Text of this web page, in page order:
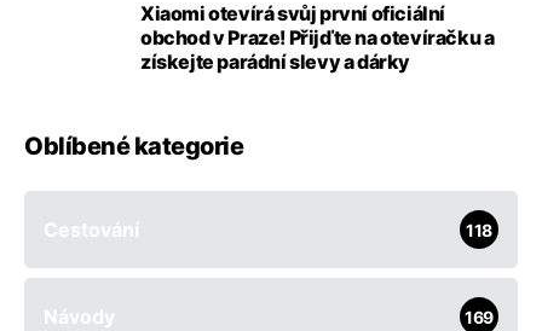
Xiaomi otevírá svůj první oficiální
obchod v Praze! Přijďte na otevíračku a
získejte parádní slevy a dárky
Oblíbené kategorie
Cestování 118
Návody 169